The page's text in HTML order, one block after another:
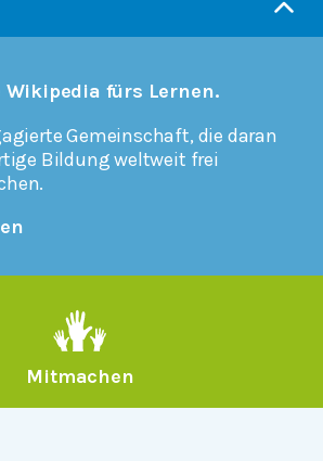
Wikipedia fürs Lernen.
Gemeinschaft, die daran
Bildung weltweit frei
Mitmachen